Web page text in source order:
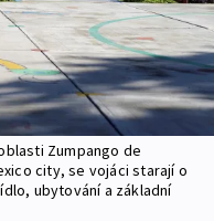
Zumpango de
city, se vojáci starají o
ubytování a základní